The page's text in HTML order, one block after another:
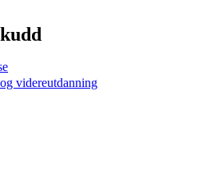
videreutdanning